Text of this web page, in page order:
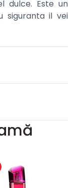
dulce. Este un
siguranta il vei